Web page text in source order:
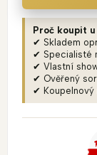
Proč koupit u
✔ Skladem
✔ Specialisté
✔ Vlastní
✔ Ověřený
✔ Koupelnový